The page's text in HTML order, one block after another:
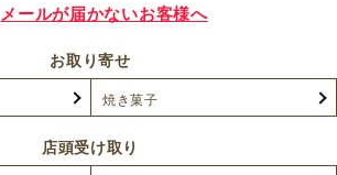
メールが届かないお客様へ
お取り寄せ
焼き菓子
店頭受け取り